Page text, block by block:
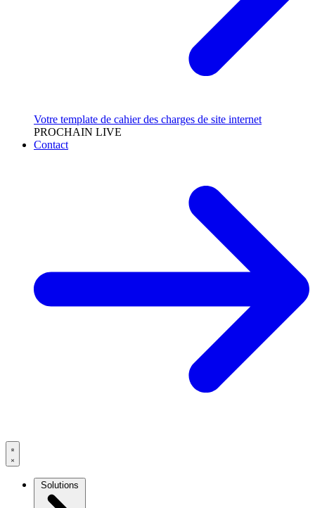
Votre template de cahier des charges de site internet
PROCHAIN LIVE
Contact
Solutions